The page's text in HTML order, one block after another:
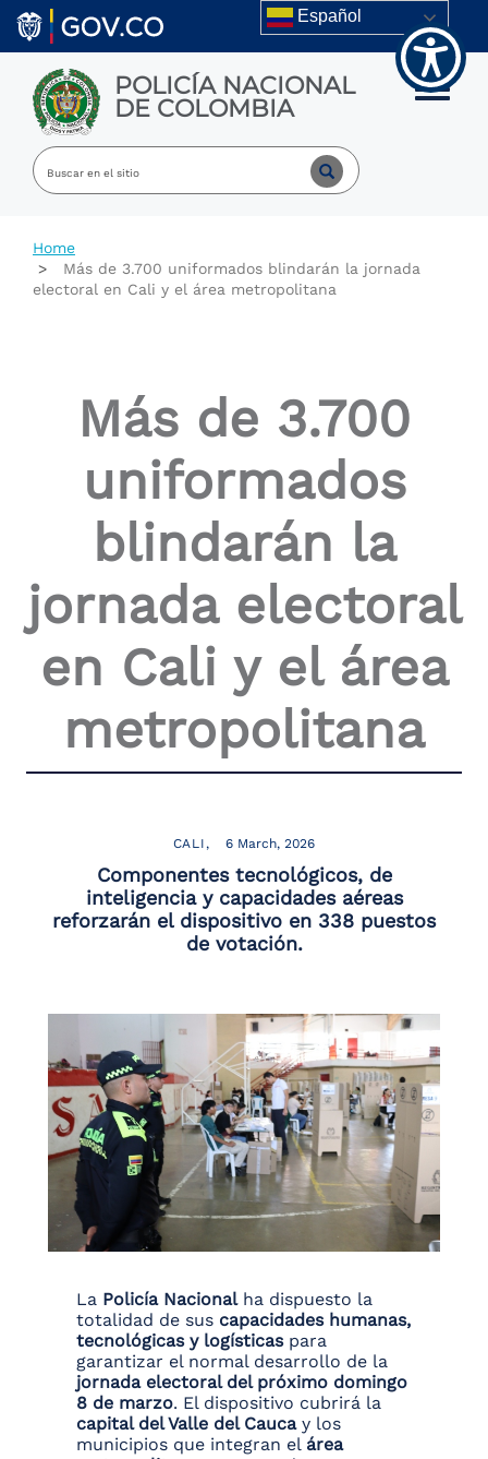
Welcome
All
Accessibility
screen
reader.
Accessibility
navigate
interact
Skip to main content Español
POLICÍA NACIONAL
DE COLOMBIA Toggle
Home
Más de 3.700 uniformados blindarán la jornada
electoral en Cali y el área metropolitana
Más de 3.700
uniformados
blindarán la
jornada electoral
en Cali y el área
metropolitana
CALI 6 March, 2026
Componentes tecnológicos, de
inteligencia y capacidades aéreas
reforzarán el dispositivo en 338 puestos
de votación.
La Policía Nacionalha dispuesto la
totalidad de sus capacidades humanas,
tecnológicas y logísticaspara
garantizar el normal desarrollo de la
jornada electoral del próximo domingo
8 de marzo. El dispositivo cubrirá la
capital del Valle del Caucay los
municipios que integran el área